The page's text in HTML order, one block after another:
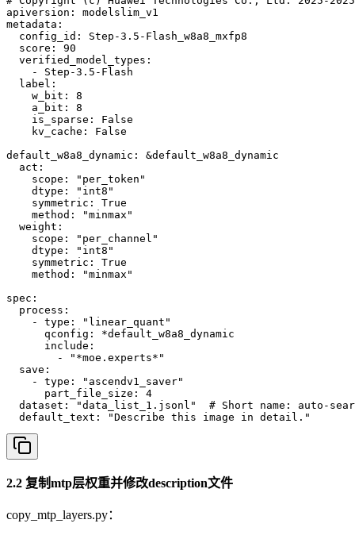
apiversion: modelslim_v1
metadata:
  config_id: Step-3.5-Flash_w8a8_mxfp8
  score: 90
  verified_model_types:
    - Step-3.5-Flash
  label:
    w_bit: 8
    a_bit: 8
    is_sparse: False
    kv_cache: False
default_w8a8_dynamic: &default_w8a8_dynamic
  act:
    scope: "per_token"
    dtype: "int8"
    symmetric: True
    method: "minmax"
  weight:
    scope: "per_channel"
    dtype: "int8"
    symmetric: True
    method: "minmax"
spec:
  process:
    - type: "linear_quant"
      qconfig: *default_w8a8_dynamic
      include:
        - "*moe.experts*"
  save:
    - type: "ascendv1_saver"
      part_file_size: 4
dataset: "data_list_1.jsonl"  # Short name: auto-
  default_text: "Describe this image in detail."
2.2 复制mtp层权重并修改description文件
copy_mtp_layers.py：